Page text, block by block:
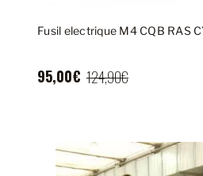
Fusil electrique M4 CQB RAS
124,90€
95,00€